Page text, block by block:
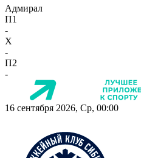
Адмирал
П1
-
X
-
П2
-
16 сентября 2026, Ср, 00:00